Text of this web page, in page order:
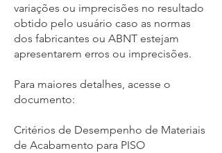
variações ou imprecisões no resultado
obtido pelo usuário caso as normas
dos fabricantes ou ABNT estejam
apresentarem erros ou imprecisões.
Para maiores detalhes, acesse o
documento:
Critérios de Desempenho de Materiais
de Acabamento para PISO